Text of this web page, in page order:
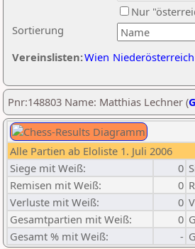
Sortierung
Nur
Vereinslisten:Wien Niederösterreich
Pnr:148803 Name: Matthias Lechner (
Alle Partien ab Eloliste 1. Juli 2006
Siege mit Weiß:
0
Remisen mit Weiß:
0
Verluste mit Weiß:
0
Gesamtpartien mit Weiß:
0
Gesamt % mit Weiß:
-